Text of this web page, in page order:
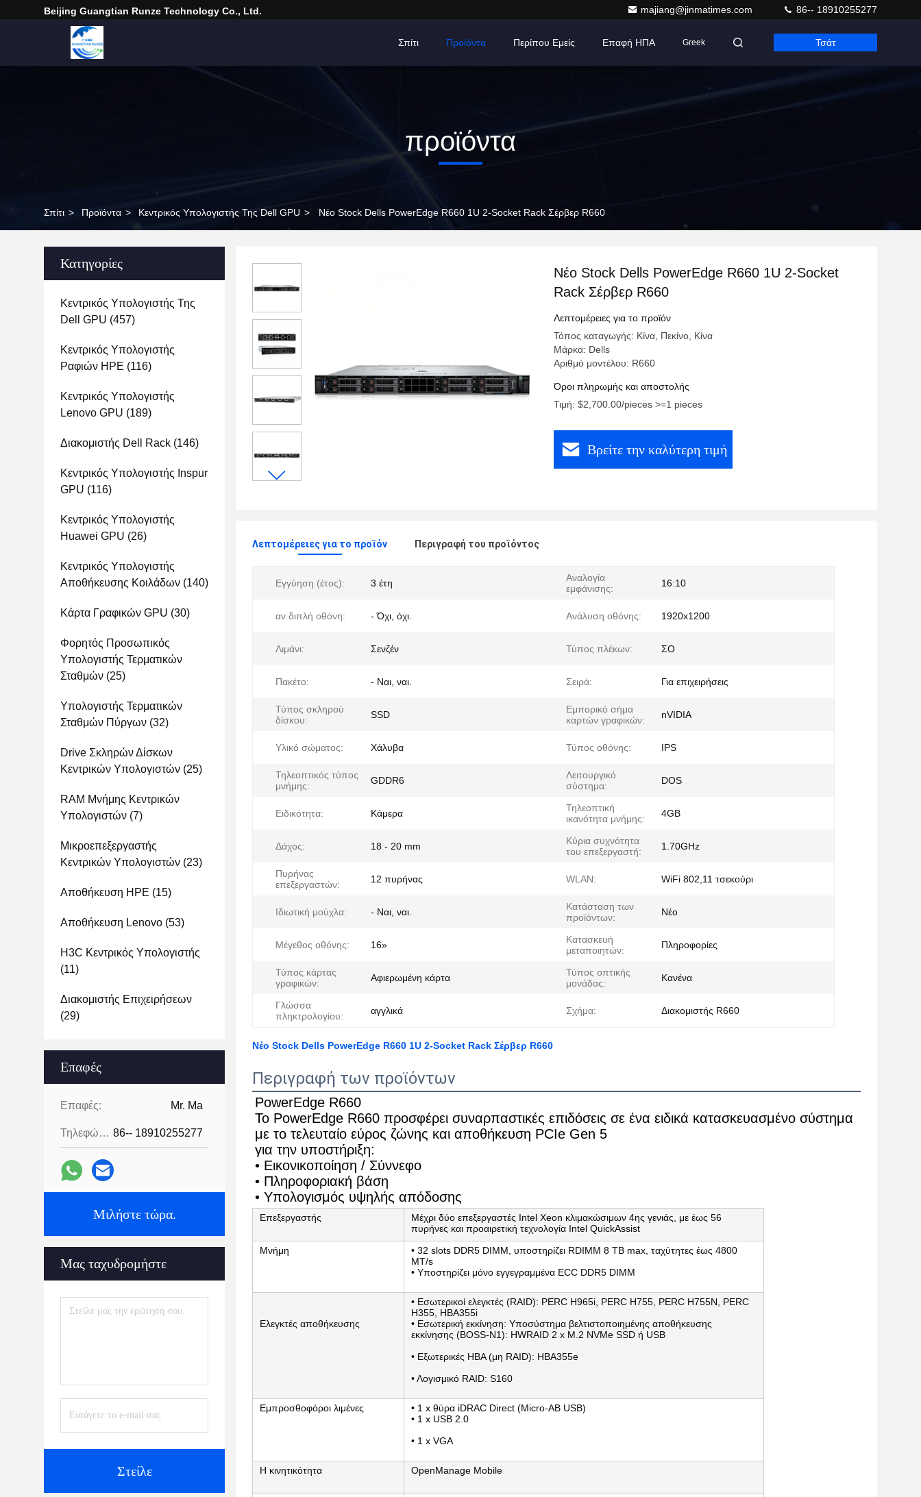
Beijing Guangtian Runze Technology Co., Ltd. majiang@jinmatimes.com 86-- 18910255277
Σπίτι Προϊόντα Περίπου Εμείς Επαφή ΗΠΑ Greek Τσάτ
προϊόντα
Σπίτι > Προϊόντα > Κεντρικός Υπολογιστής Της Dell GPU > Νέο Stock Dells PowerEdge R660 1U 2-Socket Rack Σέρβερ R660
Κατηγορίες
Κεντρικός Υπολογιστής Της
Dell GPU (457)
Κεντρικός Υπολογιστής
Ραφιών HPE (116)
Κεντρικός Υπολογιστής
Lenovo GPU (189)
Διακομιστής Dell Rack (146)
Κεντρικός Υπολογιστής Inspur
GPU (116)
Κεντρικός Υπολογιστής
Huawei GPU (26)
Κεντρικός Υπολογιστής
Αποθήκευσης Κοιλάδων (140)
Κάρτα Γραφικών GPU (30)
Φορητός Προσωπικός
Υπολογιστής Τερματικών
Σταθμών (25)
Υπολογιστής Τερματικών
Σταθμών Πύργων (32)
Drive Σκληρών Δίσκων
Κεντρικών Υπολογιστών (25)
RAM Μνήμης Κεντρικών
Υπολογιστών (7)
Μικροεπεξεργαστής
Κεντρικών Υπολογιστών (23)
Αποθήκευση HPE (15)
Αποθήκευση Lenovo (53)
H3C Κεντρικός Υπολογιστής
(11)
Διακομιστής Επιχειρήσεων
(29)
Επαφές
Επαφές: Mr. Ma
Τηλεφώνημα: 86-- 18910255277
Μιλήστε τώρα.
Μας ταχυδρομήστε
Στείλε
Νέο Stock Dells PowerEdge R660 1U 2-Socket
Rack Σέρβερ R660
Λεπτομέρειες για το προϊόν
Τόπος καταγωγής: Κίνα, Πεκίνο, Κίνα
Μάρκα: Dells
Αριθμό μοντέλου: R660
Όροι πληρωμής και αποστολής
Τιμή: $2,700.00/pieces >=1 pieces
Βρείτε την καλύτερη τιμή
Λεπτομέρειες για το προϊόν Περιγραφή του προϊόντος
Εγγύηση (έτος): 3 έτη
Αναλογία
εμφάνισης:
16:10
αν διπλή οθόνη: - Όχι, όχι. Ανάλυση οθόνης: 1920x1200
Λιμάνι: Σενζέν Τύπος πλέκων: ΣΟ
Πακέτο: - Ναι, ναι. Σειρά: Για επιχειρήσεις
Τύπος σκληρού
δίσκου:
SSD
Εμπορικό σήμα
καρτών γραφικών:
nVIDIA
Υλικό σώματος: Χάλυβα Τύπος οθόνης: IPS
Τηλεοπτικός τύπος
μνήμης:
GDDR6
Λειτουργικό
σύστημα:
DOS
Ειδικότητα: Κάμερα
Τηλεοπτική
ικανότητα μνήμης:
4GB
Δάχος: 18 - 20 mm
Κύρια συχνότητα
του επεξεργαστή:
1.70GHz
Πυρήνας
επεξεργαστών:
12 πυρήνας WLAN: WiFi 802,11 τσεκούρι
Ιδιωτική μούχλα: - Ναι, ναι.
Κατάσταση των
προϊόντων:
Νέο
Μέγεθος οθόνης: 16»
Κατασκευή
μεταποιητών:
Πληροφορίες
Τύπος κάρτας
γραφικών:
Αφιερωμένη κάρτα
Τύπος οπτικής
μονάδας:
Κανένα
Γλώσσα
πληκτρολογίου:
αγγλικά Σχήμα: Διακομιστής R660
Νέο Stock Dells PowerEdge R660 1U 2-Socket Rack Σέρβερ R660
Περιγραφή των προϊόντων
PowerEdge R660
Το PowerEdge R660 προσφέρει συναρπαστικές επιδόσεις σε ένα ειδικά κατασκευασμένο σύστημα
με το τελευταίο εύρος ζώνης και αποθήκευση PCIe Gen 5
για την υποστήριξη:
• Εικονικοποίηση / Σύννεφο
• Πληροφοριακή βάση
• Υπολογισμός υψηλής απόδοσης
Επεξεργαστής
Μέχρι δύο επεξεργαστές Intel Xeon κλιμακώσιμων 4ης γενιάς, με έως 56
πυρήνες και προαιρετική τεχνολογία Intel QuickAssist
Μνήμη
• 32 slots DDR5 DIMM, υποστηρίζει RDIMM 8 TB max, ταχύτητες έως 4800
MT/s
• Υποστηρίζει μόνο εγγεγραμμένα ECC DDR5 DIMM
Ελεγκτές αποθήκευσης
• Εσωτερικοί ελεγκτές (RAID): PERC H965i, PERC H755, PERC H755N, PERC
H355, HBA355i
• Εσωτερική εκκίνηση: Υποσύστημα βελτιστοποιημένης αποθήκευσης
εκκίνησης (BOSS-N1): HWRAID 2 x M.2 NVMe SSD ή USB
• Εξωτερικές HBA (μη RAID): HBA355e
• Λογισμικό RAID: S160
Εμπροσθοφόροι λιμένες
• 1 x θύρα iDRAC Direct (Micro-AB USB)
• 1 x USB 2.0
• 1 x VGA
Η κινητικότητα OpenManage Mobile